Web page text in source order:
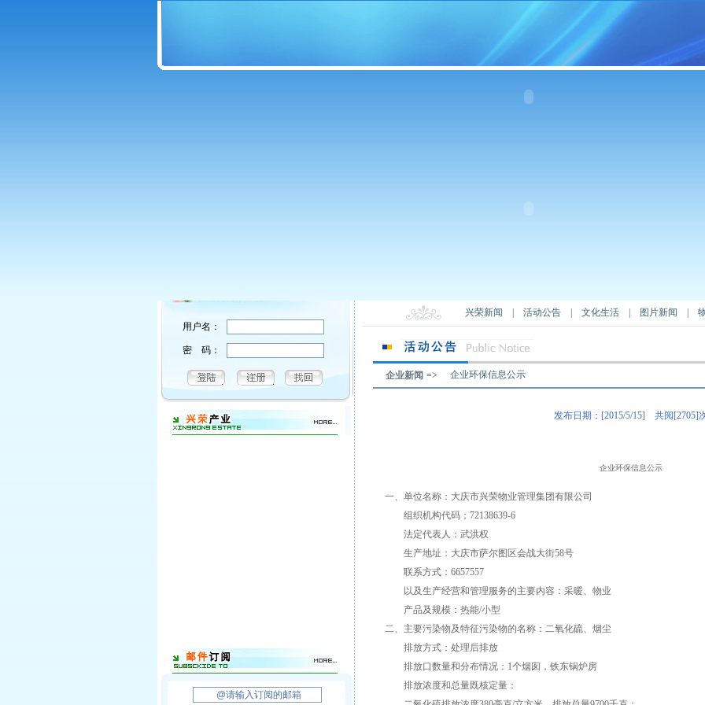
用户名：
密 码：
兴荣新闻 活动公告| 文化生活| 图片新闻
企业新闻 => 企业环保信息公示
发布日期：[2015/5/15] 共阅[2705]
企业环保信息公示
一、单位名称：大庆市兴荣物业管理集团有限公司
组织机构代码；72138639-6
法定代表人：武洪权
生产地址：大庆市萨尔图区会战大街58号
联系方式：6657557
以及生产经营和管理服务的主要内容：采暖、物业
产品及规模：热能/小型
二、主要污染物及特征污染物的名称：二氧化硫、烟尘
排放方式：处理后排放
排放口数量和分布情况：1个烟囱，铁东锅炉房
排放浓度和总量既核定量：